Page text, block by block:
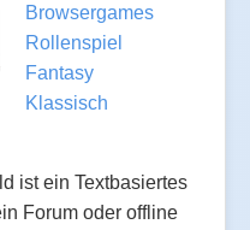
Browsergames
Rollenspiel
Fantasy
Klassisch
ist ein Textbasiertes
Forum oder offline